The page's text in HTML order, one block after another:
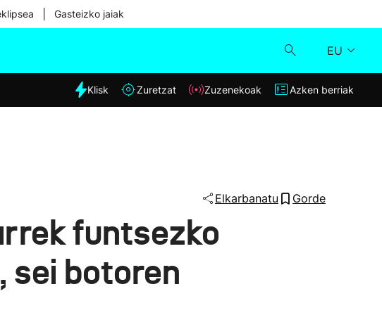
Gasteizko jaiak
EU
Eguraldia
Klisk
Klisk Zuretzat Zuzenekoak Azken berriak
Elkarbanatu Gorde
funtsezko
sei botoren